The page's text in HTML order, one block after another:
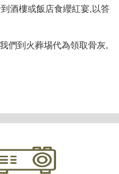
酒樓或飯店食纓紅宴,以答
們到火葬埸代為領取骨灰,